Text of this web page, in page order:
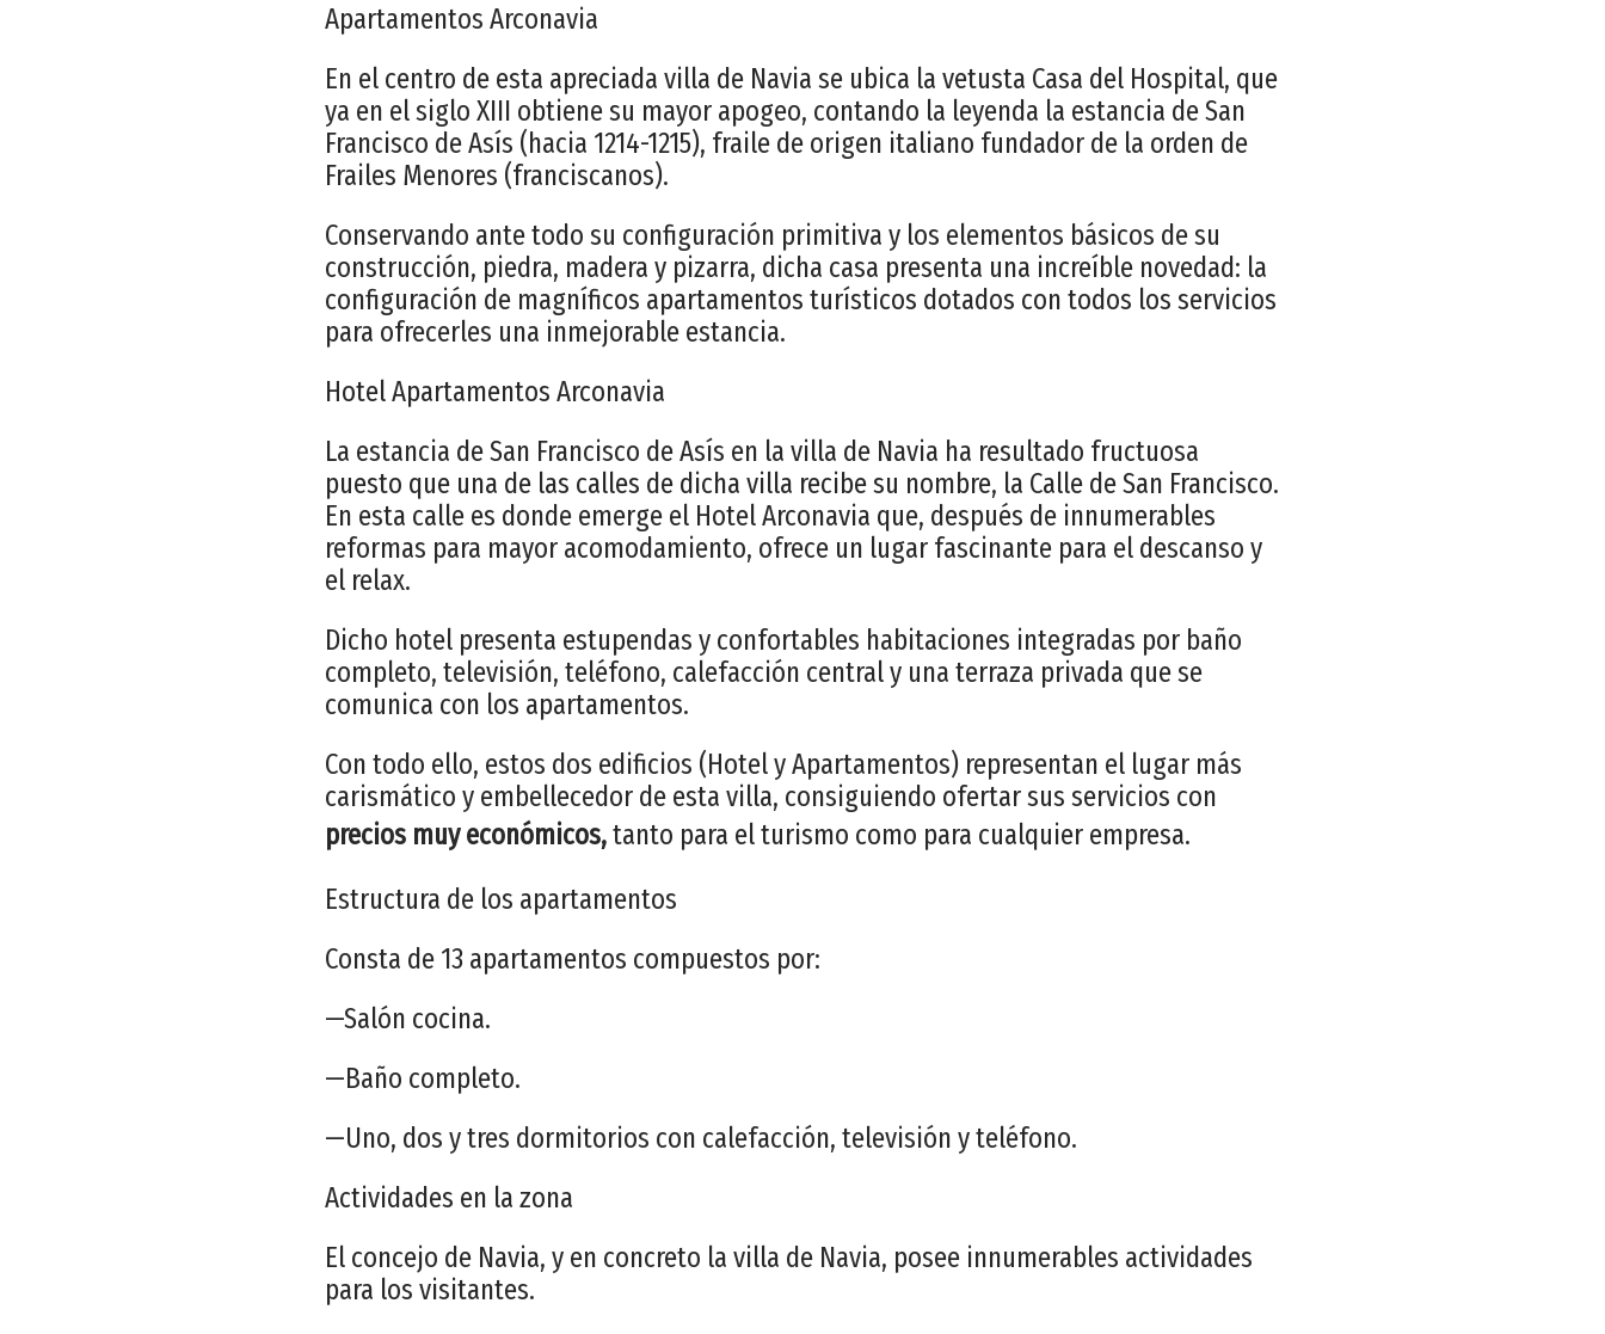
Apartamentos Arconavia
En el centro de esta apreciada villa de Navia se ubica la vetusta Casa del Hospital, que
ya en el siglo XIII obtiene su mayor apogeo, contando la leyenda la estancia de San
Francisco de Asís (hacia 1214-1215), fraile de origen italiano fundador de la orden de
Frailes Menores (franciscanos).
Conservando ante todo su configuración primitiva y los elementos básicos de su
construcción, piedra, madera y pizarra, dicha casa presenta una increíble novedad: la
configuración de magníficos apartamentos turísticos dotados con todos los servicios
para ofrecerles una inmejorable estancia.
Hotel Apartamentos Arconavia
La estancia de San Francisco de Asís en la villa de Navia ha resultado fructuosa
puesto que una de las calles de dicha villa recibe su nombre, la Calle de San Francisco.
En esta calle es donde emerge el Hotel Arconavia que, después de innumerables
reformas para mayor acomodamiento, ofrece un lugar fascinante para el descanso y
el relax.
Dicho hotel presenta estupendas y confortables habitaciones integradas por baño
completo, televisión, teléfono, calefacción central y una terraza privada que se
comunica con los apartamentos.
Con todo ello, estos dos edificios (Hotel y Apartamentos) representan el lugar más
carismático y embellecedor de esta villa, consiguiendo ofertar sus servicios con
precios muy económicos,tanto para el turismo como para cualquier empresa.
Estructura de los apartamentos
Consta de 13 apartamentos compuestos por:
—Salón cocina.
—Baño completo.
—Uno, dos y tres dormitorios con calefacción, televisión y teléfono.
Actividades en la zona
El concejo de Navia, y en concreto la villa de Navia, posee innumerables actividades
para los visitantes.